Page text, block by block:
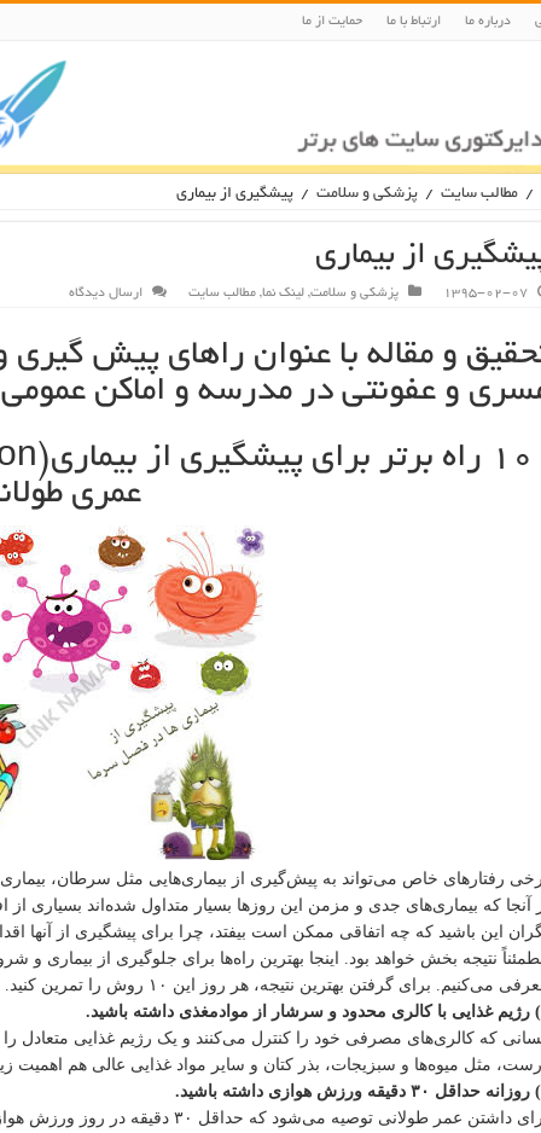
درباره ما ارتباط با ما حمایت از ما
/ مطالب سایت / پزشکی و سلامت / پیشگیری از بیماری
از بیماری
1395-02-07 پزشکی و سلامت, لینک نما, مطالب سایت ارسال دیدگاه
و مقاله با عنوان راهای پیش گیری
و عفونتی در مدرسه و اماکن عمومی
۱۰ راه برتر برای پیشگیری از بیماری(
عمری
رفتارهای خاص می‌تواند به پیش‌گیری از بیماری‌هایی مثل سرطان،
آنجا که بیماری‌های جدی و مزمن این روزها بسیار متداول شده‌اند بسیاری از
این باشید که چه اتفاقی ممکن است بیفتد، چرا برای پیشگیری از آنها
نتیجه بخش خواهد بود. اینجا بهترین راه‌ها برای جلوگیری از بیماری و
می‌کنیم. برای گرفتن بهترین نتیجه، هر روز این ۱۰ روش را تمرین کنید.
که کالری‌های مصرفی خود را کنترل می‌کنند و یک رژیم غذایی متعادل
مثل میوه‌ها و سبزیجات، بذر کتان و سایر مواد غذایی عالی هم اهمیت
برای داشتن عمر طولانی توصیه می‌شود